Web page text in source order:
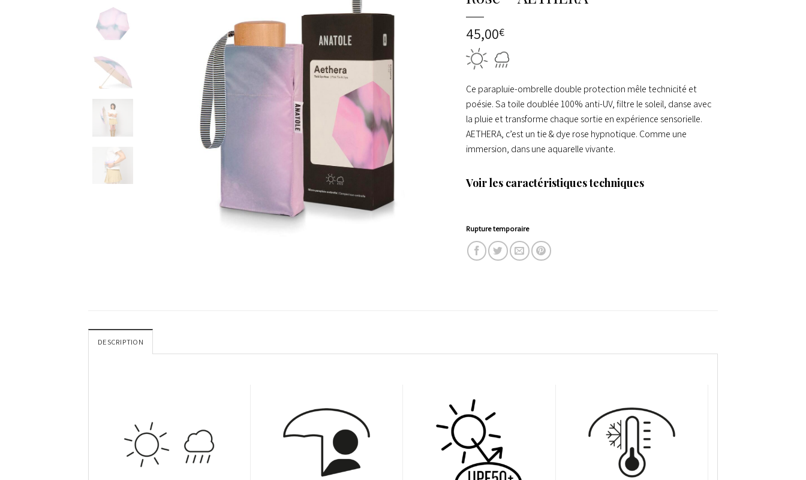
45,00€
Ce parapluie-ombrelle double protection mêle technicité et
poésie. Sa toile doublée 100% anti-UV, filtre le soleil, danse avec
la pluie et transforme chaque sortie en expérience sensorielle.
AETHERA, c’est un tie & dye rose hypnotique. Comme une
immersion, dans une aquarelle vivante.
Voir les caractéristiques techniques
Rupture temporaire
DESCRIPTION